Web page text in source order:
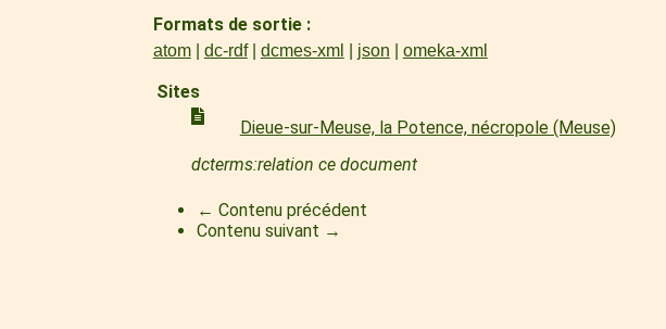
Formats de sortie
atom dc-rdf dcmes-xml json omeka-xml
Sites
Dieue-sur-Meuse, la Potence, nécropole (Meuse)
dcterms:relation ce document
← Contenu précédent
Contenu suivant →